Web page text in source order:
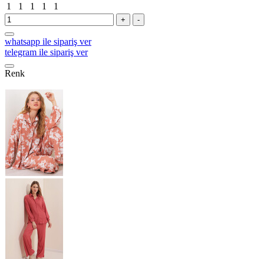
1
1 1 1 1
+ -
whatsapp ile sipariş ver
telegram ile sipariş ver
Renk